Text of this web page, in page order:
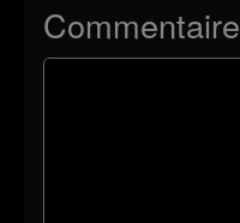
Commentaire